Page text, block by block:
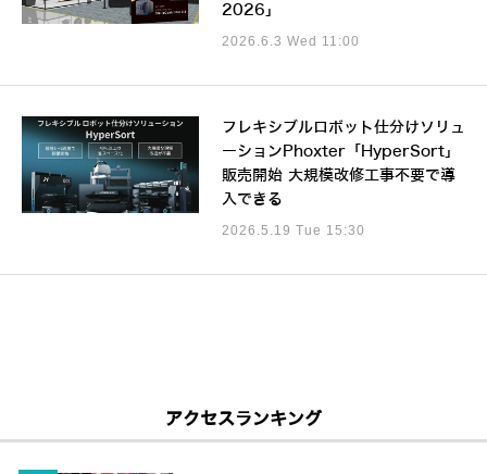
2026」
2026.6.3 Wed 11:00
フレキシブルロボット仕分けソリュ
ーションPhoxter「HyperSort」
販売開始 大規模改修工事不要で導
入できる
2026.5.19 Tue 15:30
アクセスランキング